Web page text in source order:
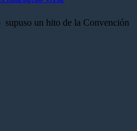
un hito de la Convención